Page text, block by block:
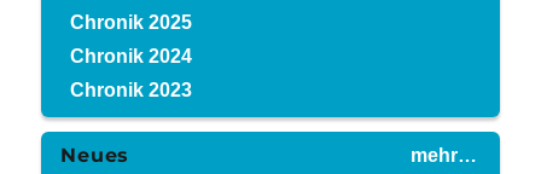
Chronik 2025
Chronik 2024
Chronik 2023
mehr…
Neues